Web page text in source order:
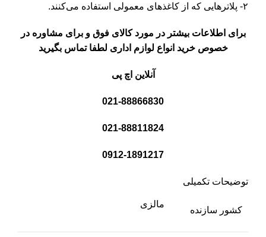
۲- پلاترهایی که از کاغذهای معمولی استفاده می‌کنند.
برای اطلاعات بیشتر در مورد کالای فوق و برای مشاوره در
خصوص خرید انواع لوازم اداری لطفا تماس بگیرید
آنلاین اچ پی
021-88866830
021-88811824
0912-1891217
توضیحات تکمیلی
کشور سازنده
مالزی